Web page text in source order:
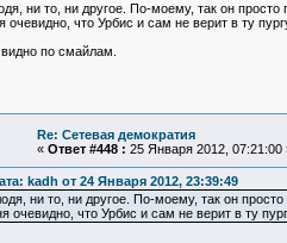
ни то, ни другое. По-моему, так он
очевидно, что Урбис и сам не верит в ту
по смайлам.
Re: Сетевая демократия
« Ответ #448 : 25 Января 2012, 07:21:00
kadh от 24 Января 2012, 23:39:49
ни то, ни другое. По-моему, так он
очевидно, что Урбис и сам не верит в ту